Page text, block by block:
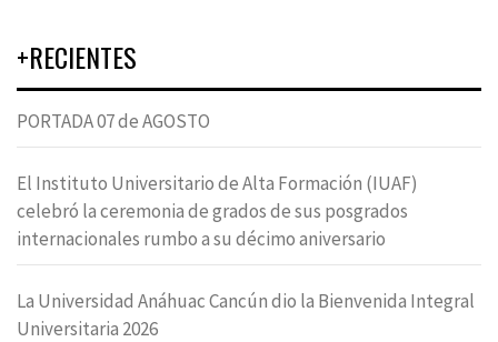
+RECIENTES
PORTADA 07 de AGOSTO
El Instituto Universitario de Alta Formación (IUAF)
celebró la ceremonia de grados de sus posgrados
internacionales rumbo a su décimo aniversario
La Universidad Anáhuac Cancún dio la Bienvenida Integral
Universitaria 2026